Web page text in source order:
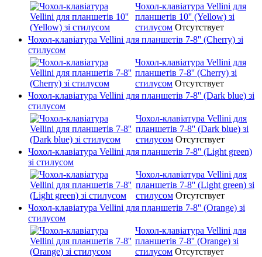
Чохол-клавіатура Vellini для
планшетів 10'' (Yellow) зі
стилусом Отсутствует
Чохол-клавіатура Vellini для планшетів 7-8'' (Cherry) зі
стилусом
Чохол-клавіатура Vellini для
планшетів 7-8'' (Cherry) зі
стилусом Отсутствует
Чохол-клавіатура Vellini для планшетів 7-8'' (Dark blue) зі
стилусом
Чохол-клавіатура Vellini для
планшетів 7-8'' (Dark blue) зі
стилусом Отсутствует
Чохол-клавіатура Vellini для планшетів 7-8'' (Light green)
зі стилусом
Чохол-клавіатура Vellini для
планшетів 7-8'' (Light green) зі
стилусом Отсутствует
Чохол-клавіатура Vellini для планшетів 7-8'' (Orange) зі
стилусом
Чохол-клавіатура Vellini для
планшетів 7-8'' (Orange) зі
стилусом Отсутствует